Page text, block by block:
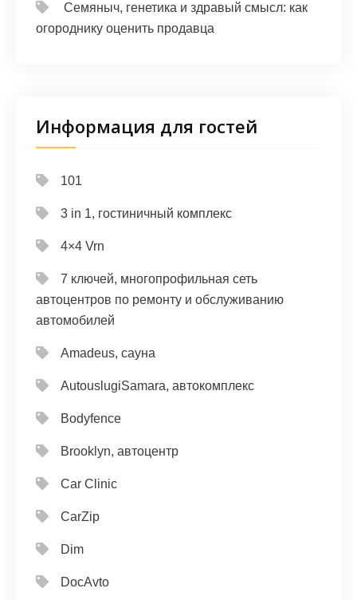
Семяныч, генетика и здравый смысл: как
огороднику оценить продавца
Информация для гостей
101
3 in 1, гостиничный комплекс
4×4 Vrn
7 ключей, многопрофильная сеть
автоцентров по ремонту и обслуживанию
автомобилей
Amadeus, сауна
AutouslugiSamara, автокомплекс
Bodyfence
Brooklyn, автоцентр
Car Clinic
CarZip
Dim
DocAvto